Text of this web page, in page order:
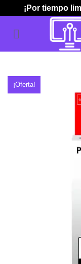
to
content
¡Por tiempo
¡Oferta!